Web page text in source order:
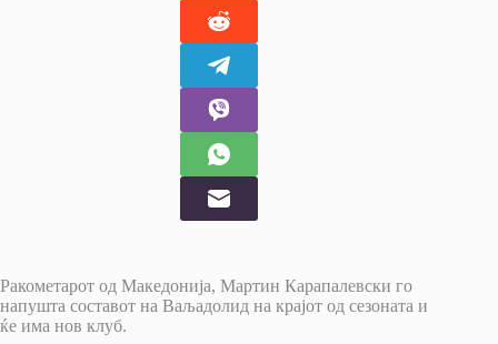
Ракометарот од Македонија, Мартин Карапалевски го
напушта составот на Ваљадолид на крајот од сезоната и
ќе има нов клуб.